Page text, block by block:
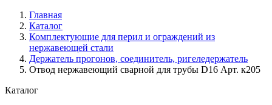
Главная
Каталог
Комплектующие для перил и ограждений из
нержавеющей стали
Держатель прогонов, соединитель, ригеледержатель
Отвод нержавеющий сварной для трубы D16 Арт. к205
Каталог